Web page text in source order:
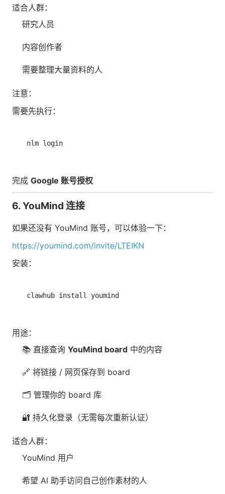
适合人群：
研究人员
内容创作者
需要整理大量资料的人
注意：
需要先执行：
完成 Google 账号授权
6. YouMind 连接
如果还没有 YouMind 账号，可以体验一下：
https://youmind.com/invite/LTEIKN
安装：
用途：
📚 直接查询 YouMind board 中的内容
🔗 将链接 / 网页保存到 board
🗂 管理你的 board 库
🔐 持久化登录（无需每次重新认证）
适合人群：
YouMind 用户
希望 AI 助手访问自己创作素材的人